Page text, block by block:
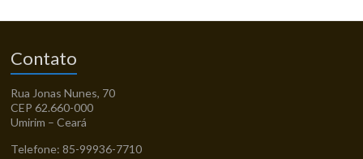
Contato
Rua Jonas Nunes, 70
CEP 62.660-000
Umirim – Ceará
Telefone: 85-99936-7710